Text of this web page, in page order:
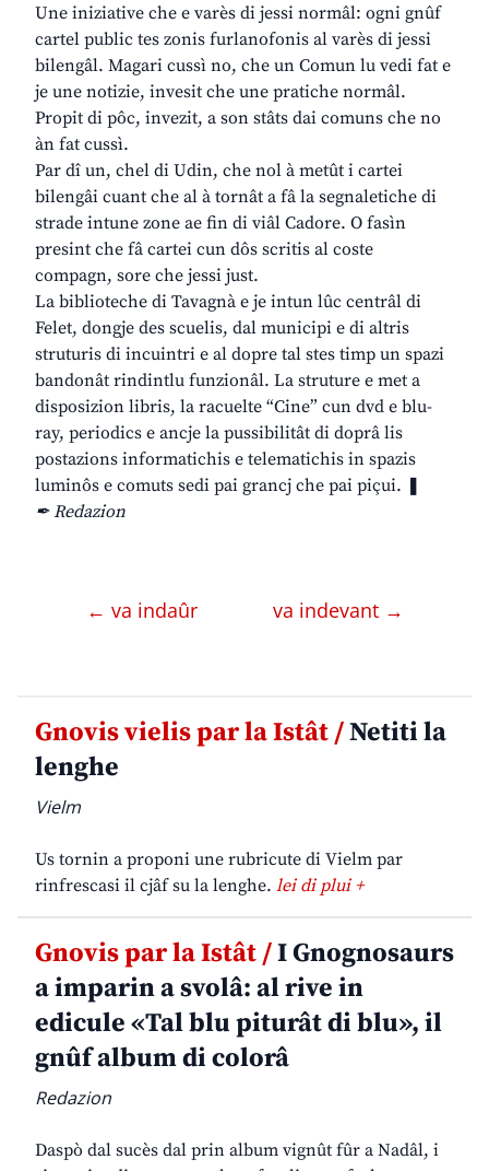
Une iniziative che e varès di jessi normâl: ogni gnûf
cartel public tes zonis furlanofonis al varès di jessi
bilengâl. Magari cussì no, che un Comun lu vedi fat e
je une notizie, invesit che une pratiche normâl.
Propit di pôc, invezit, a son stâts dai comuns che no
àn fat cussì.
Par dî un, chel di Udin, che nol à metût i cartei
bilengâi cuant che al à tornât a fâ la segnaletiche di
strade intune zone ae fin di viâl Cadore. O fasìn
presint che fâ cartei cun dôs scritis al coste
compagn, sore che jessi just.
La biblioteche di Tavagnà e je intun lûc centrâl di
Felet, dongje des scuelis, dal municipi e di altris
struturis di incuintri e al dopre tal stes timp un spazi
bandonât rindintlu funzionâl. La struture e met a
disposizion libris, la racuelte “Cine” cun dvd e blu-
ray, periodics e ancje la pussibilitât di doprâ lis
postazions informatichis e telematichis in spazis
luminôs e comuts sedi pai grancj che pai piçui. ❚
✒ Redazion
← va indaûr va indevant →
Gnovis vielis par la Istât /Netiti la
lenghe
Vielm
Us tornin a proponi une rubricute di Vielm par
rinfrescasi il cjâf su la lenghe. lei di plui +
Gnovis par la Istât /I Gnognosaurs
a imparin a svolâ: al rive in
edicule «Tal blu piturât di blu», il
gnûf album di colorâ
Redazion
Daspò dal sucès dal prin album vignût fûr a Nadâl, i